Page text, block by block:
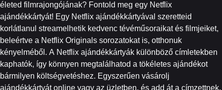
életed filmrajongójának? Fontold meg egy Netflix
ajándékkártyát! Egy Netflix ajándékkártyával szeretteid
korlátlanul streamelhetik kedvenc tévéműsoraikat és filmjeiket,
beleértve a Netflix Originals sorozatokat is, otthonuk
kényelméből. A Netflix ajándékkártyák különböző címletekben
kaphatók, így könnyen megtalálhatod a tökéletes ajándékot
bármilyen költségvetéshez. Egyszerűen vásárolj
ajándékkártyát online vagy az üzletben, és add át a címzettnek.